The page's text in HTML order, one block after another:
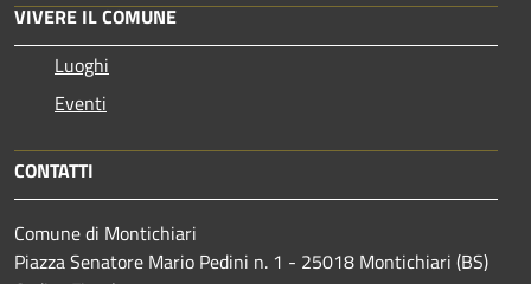
VIVERE IL COMUNE
Luoghi
Eventi
CONTATTI
Comune di Montichiari
Piazza Senatore Mario Pedini n. 1 - 25018 Montichiari (BS)